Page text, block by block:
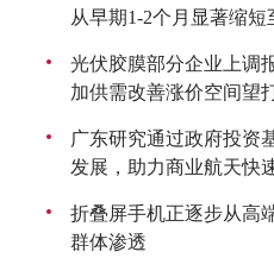
从早期1-2个月显著缩短
光伏胶膜部分企业上调
加供需改善涨价空间望
广东研究通过政府投资
发展，助力商业航天快
折叠屏手机正逐步从高
群体渗透